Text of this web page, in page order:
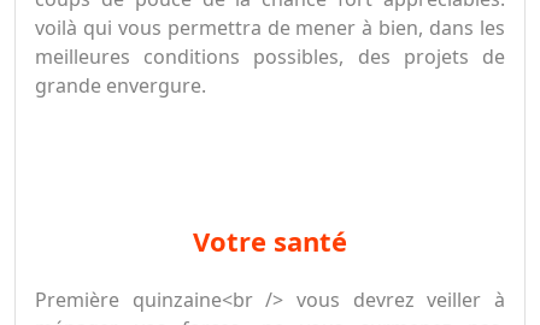
voilà qui vous permettra de mener à bien, dans les
meilleures conditions possibles, des projets de
grande envergure.
votre santé
Première quinzaine<br /> vous devrez veiller à